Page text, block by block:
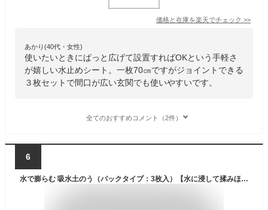
価格と在庫を楽天でチェック >>
あかり(40代・女性)
使いたいときにぱっと広げて設置すればOKという手軽さ
が嬉しい水止めシート。一枚70㎝ですがジョイントできる
３枚セットで間口が広い玄関でも使いやすいです。
全てのおすすめコメント（2件）
6
水で膨らむ 吸水土のう（パックタイプ：3枚入）【水に浸して揉みほぐすだけで、素早く水害に対応！約4分で約15kgに!!】都市型の初期水害対策 土嚢 梅雨 豪雨 災害 浸水 浸水対策 防災用品 水嚢 水のう【台風 停電対策】